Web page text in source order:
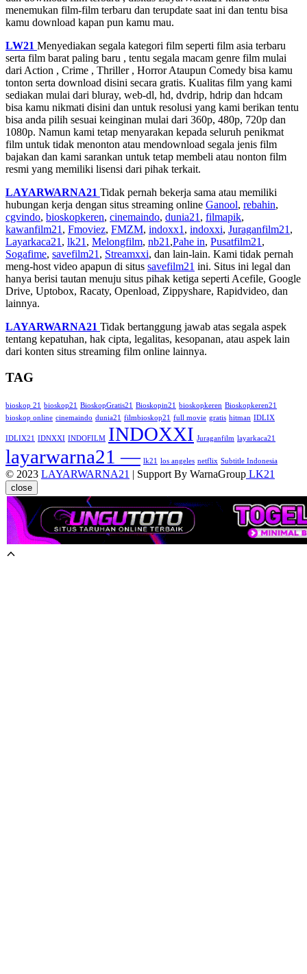
menemukan film-film terbaru dan terupdate saat ini dan tentu bisa
kamu download kapan pun kamu mau.
LW21 Menyediakan segala kategori film seperti film asia terbaru
serta film barat paling baru , tentu segala macam genre film mulai
dari Action , Crime , Thriller , Horror Ataupun Comedy bisa kamu
tonton serta download disini secara gratis. Kualitas film yang kami
sediakan mulai dari bluray, web-dl, hd, dvdrip, hdrip dan hdcam
bisa kamu nikmati disini dan untuk resolusi yang kami berikan tentu
bisa anda pilih sesuai keinginan mulai dari 360p, 480p, 720p dan
1080p. Namun kami tetap menyarakan kepada seluruh penikmat
film untuk tidak menonton atau mendownload segala jenis film
bajakan dan kami sarankan untuk tetap membeli atau nonton film
resmi yang memiliki lisensi dari pihak terkait.
LAYARWARNA21 Tidak pernah bekerja sama atau memiliki
hubungan kerja dengan situs streaming online Ganool, rebahin,
cgvindo, bioskopkeren, cinemaindo, dunia21 , filmapik,
kawanfilm21 , Fmoviez, FMZM, indoxx1 , indoxxi, Juraganfilm21 ,
Layarkaca21 , lk21 , Melongfilm, nb21 ,Pahe in, Pusatfilm21 ,
Sogafime, savefilm21 , Streamxxi, dan lain-lain. Kami tidak pernah
meng-host video apapun di situs savefilm21 ini. Situs ini legal dan
hanya berisi tautan menuju situs pihak ketiga seperti Acefile, Google
Drive, Uptobox, Racaty, Openload, Zippyshare, Rapidvideo, dan
lainnya.
LAYARWARNA21 Tidak bertanggung jawab atas segala aspek
tentang kepatuhan, hak cipta, legalitas, kesopanan, atau aspek lain
dari konten situs streaming film online lainnya.
TAG
bioskop 21 bioskop21 BioskopGratis21 Bioskopin21 bioskopkeren Bioskopkeren21
bioskop online cinemaindo dunia21 filmbioskop21 full movie gratis hitman IDLIX
IDLIX21 IDNXXI INDOFILM INDOXXI Juraganfilm layarkaca21
layarwarna21 — lk21 los angeles netflix Subtitle Indonesia
© 2023 LAYARWARNA21 | Support By WarnaGroup LK21
close